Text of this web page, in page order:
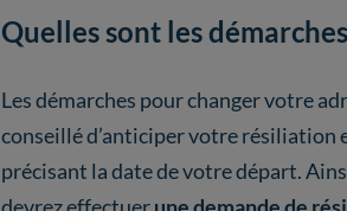
Quelles sont les
Les démarches pour changer votre
conseillé d’anticiper votre résiliation
précisant la date de votre départ.